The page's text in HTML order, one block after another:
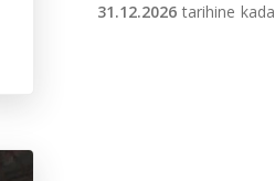
31.12.2026tarihine